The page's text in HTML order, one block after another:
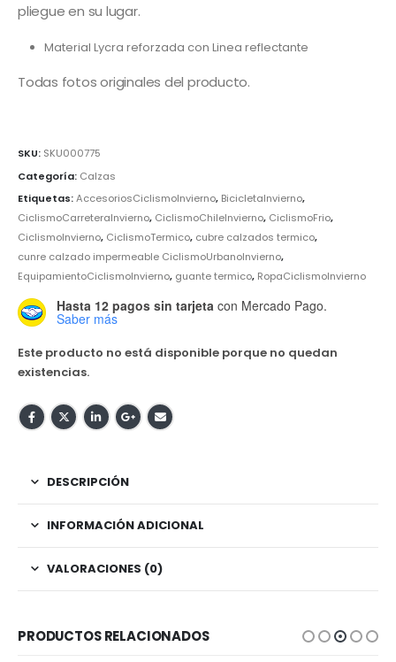
pliegue en su lugar.
Material Lycra reforzada con Linea reflectante
Todas fotos originales del producto.
SKU: SKU000775
Categoría: Calzas
Etiquetas:AccesoriosCiclismoInvierno, BicicletaInvierno,
CiclismoCarreteraInvierno, CiclismoChileInvierno, CiclismoFrio,
CiclismoInvierno, CiclismoTermico, cubre calzados termico,
cunre calzado impermeable CiclismoUrbanoInvierno,
EquipamientoCiclismoInvierno, guante termico, RopaCiclismoInvierno
Hasta 12 pagos sin tarjeta con Mercado Pago.
Saber más
Este producto no está disponible porque no quedan
existencias.
DESCRIPCIÓN
INFORMACIÓN ADICIONAL
VALORACIONES (0)
PRODUCTOS RELACIONADOS